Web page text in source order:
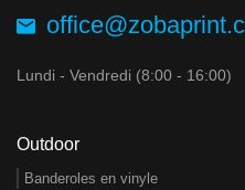
Lundi - Vendredi (8:00 - 16:00)
Outdoor
Banderoles en vinyle